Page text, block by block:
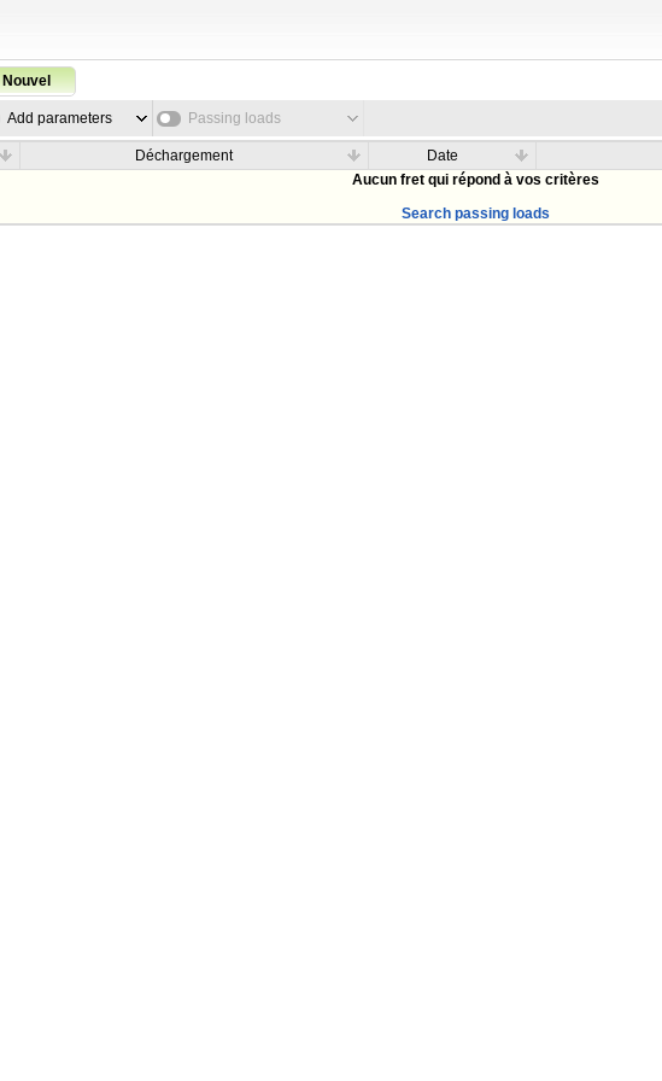
Nouvel
Add parameters Passing loads
Déchargement Date
Aucun fret qui répond à vos critères
Search passing loads